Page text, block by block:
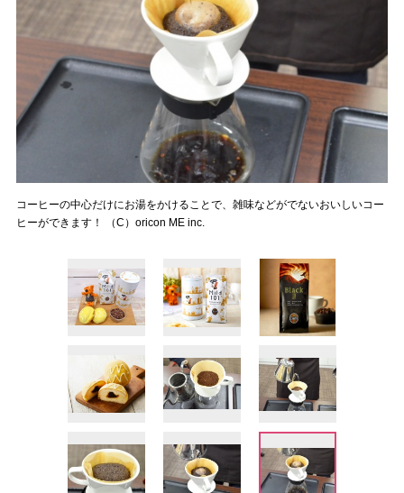
コーヒーの中心だけにお湯をかけることで、雑味などがでないおいしいコー
ヒーができます！ （C）oricon ME inc.